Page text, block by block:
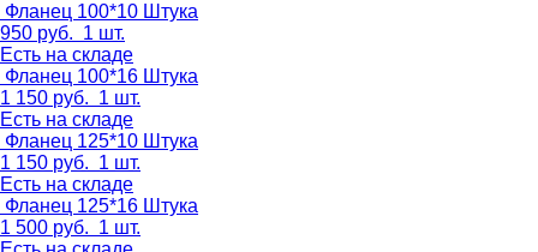
Фланец 100*10 Штука
950 руб. 1 шт.
Есть на складе
Фланец 100*16 Штука
1 150 руб. 1 шт.
Есть на складе
Фланец 125*10 Штука
1 150 руб. 1 шт.
Есть на складе
Фланец 125*16 Штука
1 500 руб. 1 шт.